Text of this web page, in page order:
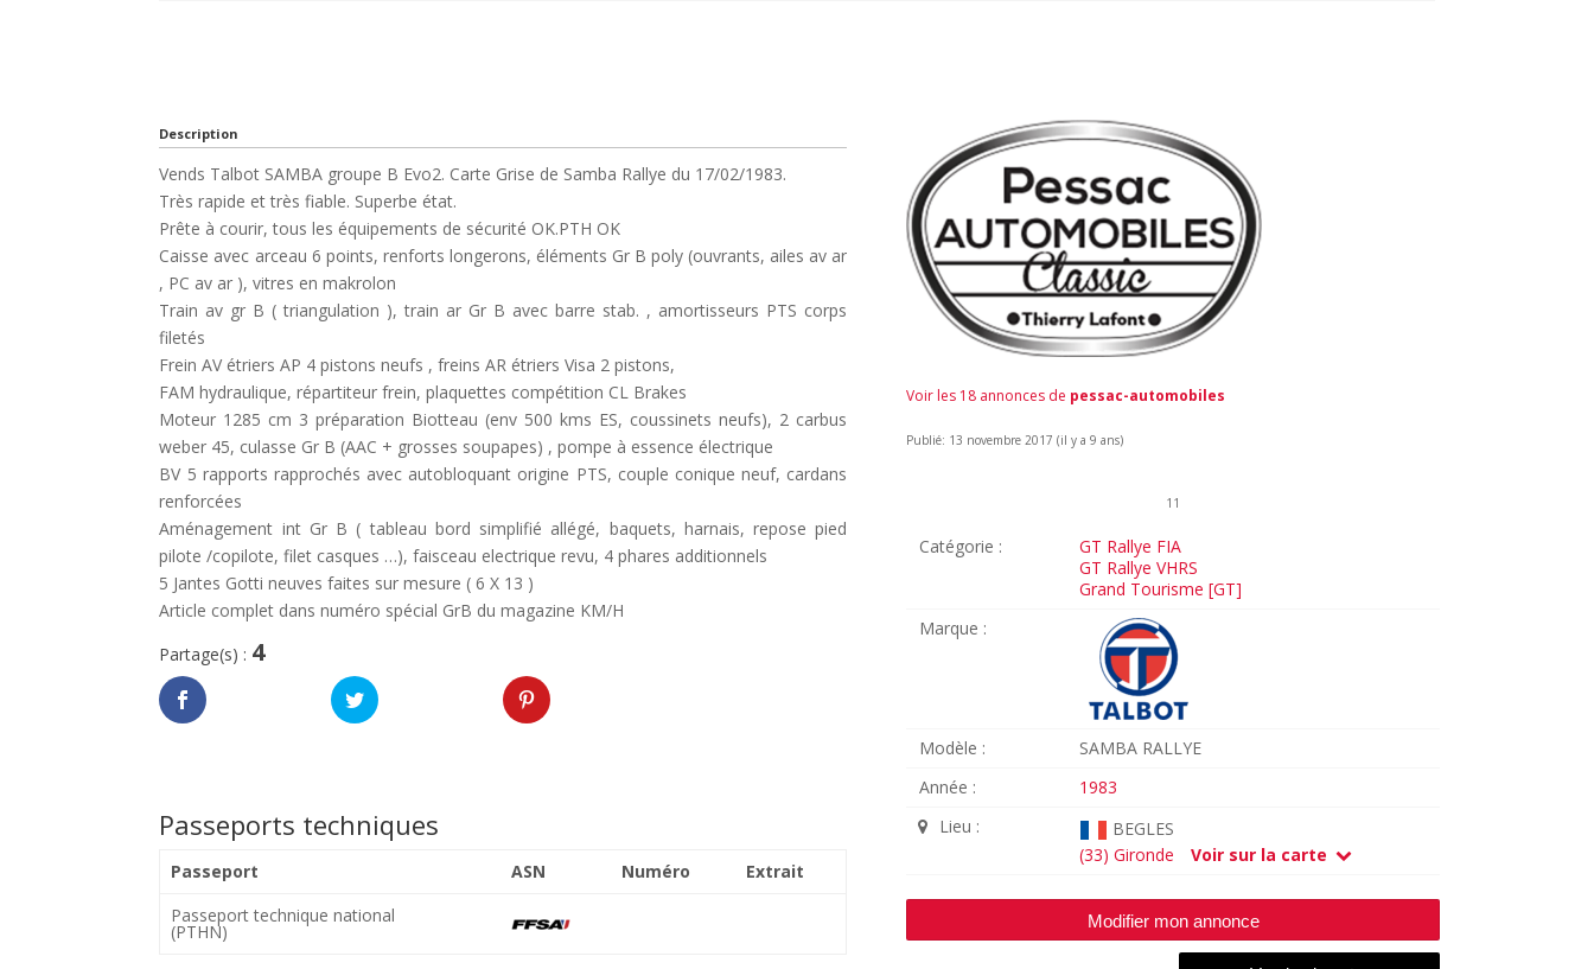
Description
Vends Talbot SAMBA groupe B Evo2. Carte Grise de Samba Rallye du 17/02/1983.
Très rapide et très fiable. Superbe état.
Prête à courir, tous les équipements de sécurité OK.PTH OK
Caisse avec arceau 6 points, renforts longerons, éléments Gr B poly (ouvrants, ailes av ar
, PC av ar ), vitres en makrolon
Train av gr B ( triangulation ), train ar Gr B avec barre stab. , amortisseurs PTS corps
filetés
Frein AV étriers AP 4 pistons neufs , freins AR étriers Visa 2 pistons,
FAM hydraulique, répartiteur frein, plaquettes compétition CL Brakes
Moteur 1285 cm 3 préparation Biotteau (env 500 kms ES, coussinets neufs), 2 carbus
weber 45, culasse Gr B (AAC + grosses soupapes) , pompe à essence électrique
BV 5 rapports rapprochés avec autobloquant origine PTS, couple conique neuf, cardans
renforcées
Aménagement int Gr B ( tableau bord simplifié allégé, baquets, harnais, repose pied
pilote /copilote, filet casques …), faisceau electrique revu, 4 phares additionnels
5 Jantes Gotti neuves faites sur mesure ( 6 X 13 )
Article complet dans numéro spécial GrB du magazine KM/H
Partage(s) : 4
Passeports techniques
Passeport ASN Numéro
Extrait
Passeport technique national
(PTHN)
Voir les 18 annonces de pessac-automobiles
Publié: 13 novembre 2017 (il y a 9 ans)
11
Catégorie :
GT Rallye FIA
GT Rallye VHRS
Grand Tourisme [GT]
Marque :
Modèle :
SAMBA RALLYE
Année :
1983
Lieu :
BEGLES
(33) Gironde
Voir sur la carte
Modifier mon annonce